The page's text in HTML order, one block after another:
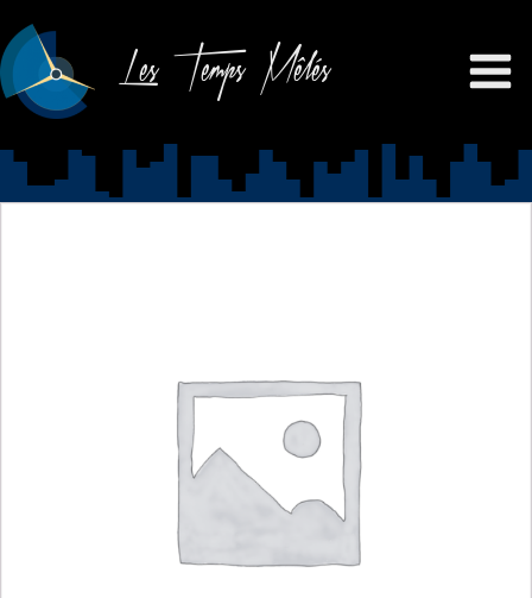
Les Temps Mêlés